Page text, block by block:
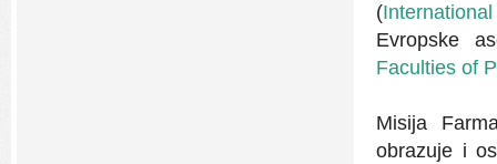
(
Evropske
Faculties of
Misija
obrazuje i